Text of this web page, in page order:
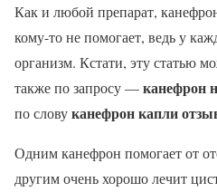
Как и любой препарат,
кому-то не помогает, ведь у
организм. Кстати, эту статью
также по запросу —канефрон
по словуканефрон капли
Одним канефрон помогает от
другим очень хорошо лечит